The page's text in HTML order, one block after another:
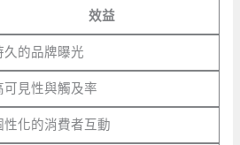
效益
久的品牌曝光
可見性與觸及率
性化的消費者互動